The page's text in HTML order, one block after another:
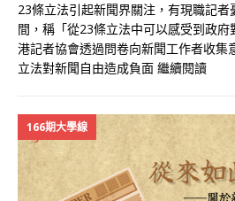
23條立法引起新聞界關注，有現職記
間，稱「從23條立法中可以感受到政
港記者協會透過問卷向新聞工作者收集
立法對新聞自由造成負面 繼續閱讀
166期大學線